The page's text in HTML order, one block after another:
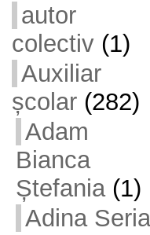
autor
colectiv(1)
Auxiliar
școlar(282)
Adam
Bianca
Ștefania(1)
Adina Seria